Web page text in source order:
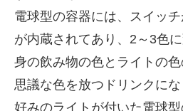
電球型の容器には、スイッ
が内蔵されてあり、2～3色
身の飲み物の色とライトの
思議な色を放つドリンクにな
好みのライトが付いた電球